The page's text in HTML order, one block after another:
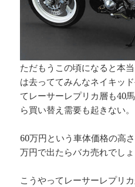
ただもうこの頃になると本
は去っててみんなネイキッ
てレーサーレプリカ層も40
ら買い替え需要も起きない。
60万円という車体価格の高
万円で出たらバカ売れでしょ
こうやってレーサーレプリ